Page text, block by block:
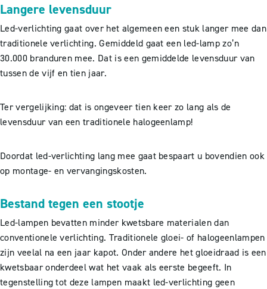
Langere levensduur
Led-verlichting gaat over het algemeen een stuk langer mee dan
traditionele verlichting. Gemiddeld gaat een led-lamp zo’n
30.000 branduren mee. Dat is een gemiddelde levensduur van
tussen de vijf en tien jaar.
Ter vergelijking: dat is ongeveer tien keer zo lang als de
levensduur van een traditionele halogeenlamp!
Doordat led-verlichting lang mee gaat bespaart u bovendien ook
op montage- en vervangingskosten.
Bestand tegen een stootje
Led-lampen bevatten minder kwetsbare materialen dan
conventionele verlichting. Traditionele gloei- of halogeenlampen
zijn veelal na een jaar kapot. Onder andere het gloeidraad is een
kwetsbaar onderdeel wat het vaak als eerste begeeft. In
tegenstelling tot deze lampen maakt led-verlichting geen